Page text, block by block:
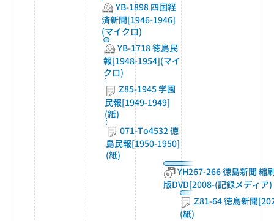
YB-1898 四国経
済新聞[1946-1946]
(マイクロ)
YB-1718 徳島民
報[1948-1954](マイ
クロ)
Z85-1945 学園
民報[1949-1949]
(紙)
071-To4532 徳
島民報[1950-1950]
(紙)
YH267-266 徳島新聞 縮
版DVD[2008-(記録メディア)
Z81-64 徳島新聞
(紙)